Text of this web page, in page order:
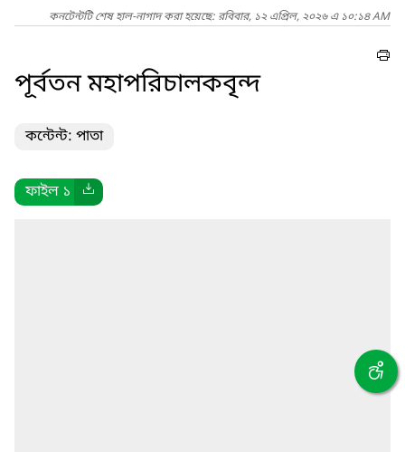
কনটেন্টটি শেষ হাল-নাগাদ করা হয়েছে: রবিবার, ১২ এপ্রিল, ২০২৬ এ ১০:১৪ AM
পূর্বতন মহাপরিচালকবৃন্দ
কন্টেন্ট: পাতা
ফাইল ১